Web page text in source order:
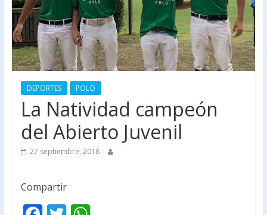
DEPORTES POLO
La Natividad campeón
del Abierto Juvenil
27 septiembre, 2018
Compartir